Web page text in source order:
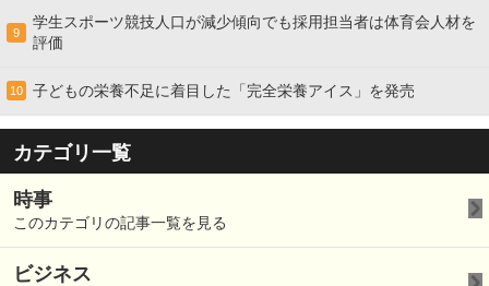
9
学生スポーツ競技人口が減少傾向でも採用担当者は体育会人材を
評価
10 子どもの栄養不足に着目した「完全栄養アイス」を発売
カテゴリ一覧
時事
このカテゴリの記事一覧を見る
ビジネス